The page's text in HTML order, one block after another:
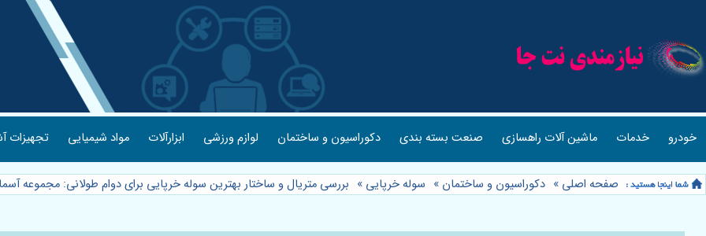
خودرو خدمات ماشین آلات راهسازی صنعت بسته بندی دکوراسیون و ساختمان لوازم ورزشی ابزارآلات مواد شیمیایی تجهیزات
صفحه اصلی » دکوراسیون و ساختمان » سوله خرپایی » بررسی متریال و ساختار بهترین سوله خرپایی برای دوام طولانی: مجموعه